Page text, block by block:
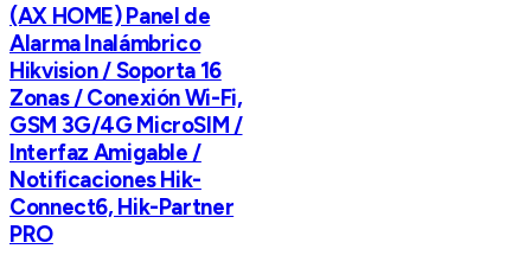
(AX HOME) Panel de
Alarma Inalámbrico
Hikvision / Soporta 16
Zonas / Conexión Wi-Fi,
GSM 3G/4G MicroSIM /
Interfaz Amigable /
Notificaciones Hik-
Connect6, Hik-Partner
PRO